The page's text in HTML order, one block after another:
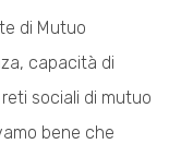
di Mutuo
capacità di
sociali di mutuo
bene che